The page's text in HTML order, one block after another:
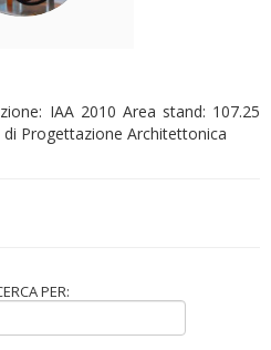
IAA 2010 Area stand: 107.25
Progettazione Architettonica
PER: